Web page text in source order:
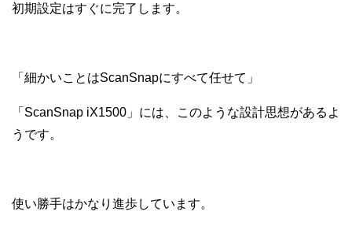
初期設定はすぐに完了します。
「細かいことはScanSnapにすべて任せて」
「ScanSnap iX1500」には、このような設計思想があるよ
うです。
使い勝手はかなり進歩しています。